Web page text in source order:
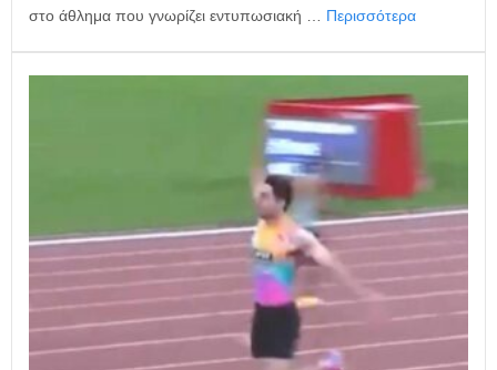
στο άθλημα που γνωρίζει εντυπωσιακή … Περισσότερα